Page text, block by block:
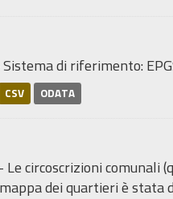
di riferimento:
CSV ODATA
circoscrizioni comunali
dei quartieri è stata